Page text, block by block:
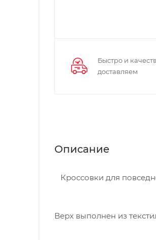
Быстро и
доставляем
Описание
Кроссовки для
Верх выполнен из